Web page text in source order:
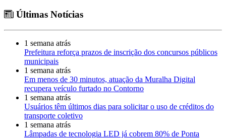
Últimas Notícias
1 semana atrás
Prefeitura reforça prazos de inscrição dos concursos públicos
municipais
1 semana atrás
Em menos de 30 minutos, atuação da Muralha Digital
recupera veículo furtado no Contorno
1 semana atrás
Usuários têm últimos dias para solicitar o uso de créditos do
transporte coletivo
1 semana atrás
Lâmpadas de tecnologia LED já cobrem 80% de Ponta